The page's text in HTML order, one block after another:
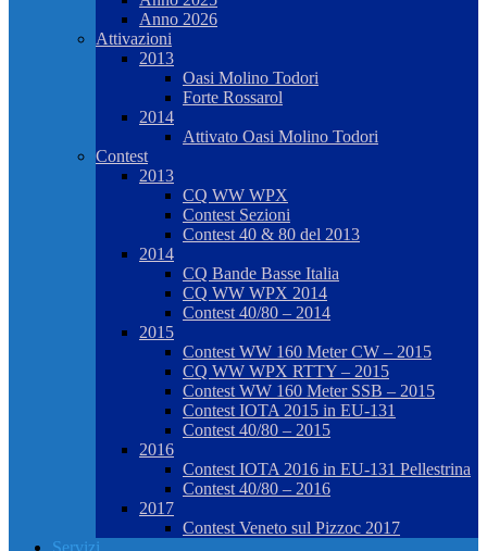
Anno 2026
Attivazioni
2013
Oasi Molino Todori
Forte Rossarol
2014
Attivato Oasi Molino Todori
Contest
2013
CQ WW WPX
Contest Sezioni
Contest 40 & 80 del 2013
2014
CQ Bande Basse Italia
CQ WW WPX 2014
Contest 40/80 – 2014
2015
Contest WW 160 Meter CW – 2015
CQ WW WPX RTTY – 2015
Contest WW 160 Meter SSB – 2015
Contest IOTA 2015 in EU-131
Contest 40/80 – 2015
2016
Contest IOTA 2016 in EU-131 Pellestrina
Contest 40/80 – 2016
2017
Contest Veneto sul Pizzoc 2017
Servizi